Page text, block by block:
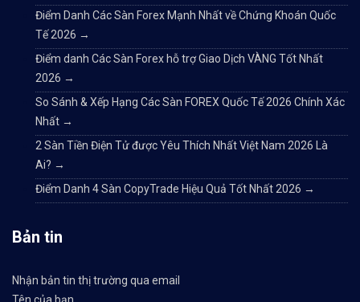
Điểm Danh Các Sàn Forex Mạnh Nhất về Chứng Khoán Quốc
Tế 2026 →
Điểm danh Các Sàn Forex hỗ trợ Giao Dịch VÀNG Tốt Nhất
2026 →
So Sánh & Xếp Hạng Các Sàn FOREX Quốc Tế 2026 Chính Xác
Nhất →
2 Sàn Tiền Điện Tử được Yêu Thích Nhất Việt Nam 2026 Là
Ai? →
Điểm Danh 4 Sàn CopyTrade Hiệu Quả Tốt Nhất 2026 →
Bản tin
Nhận bản tin thị trường qua email